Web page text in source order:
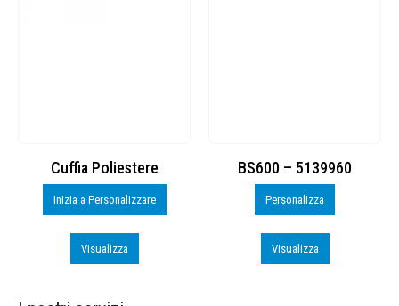
Cuffia Poliestere
Inizia a Personalizzare
Visualizza
BS600 – 5139960
Personalizza
Visualizza